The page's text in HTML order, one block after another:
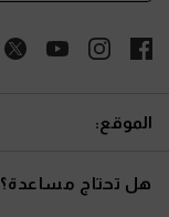
الموقع:
هل تحتاج مساعدة؟